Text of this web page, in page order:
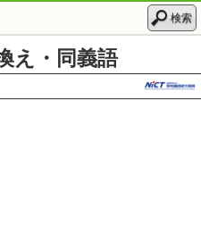
検索
え・同義語